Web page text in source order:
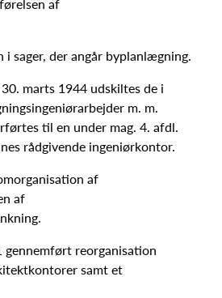
af
i sager, der angår byplanlægning.
marts 1944 udskiltes de i
m. m.
til en under mag. 4. afdl.
rådgivende ingeniørkontor.
af
af
gennemført reorganisation
samt et